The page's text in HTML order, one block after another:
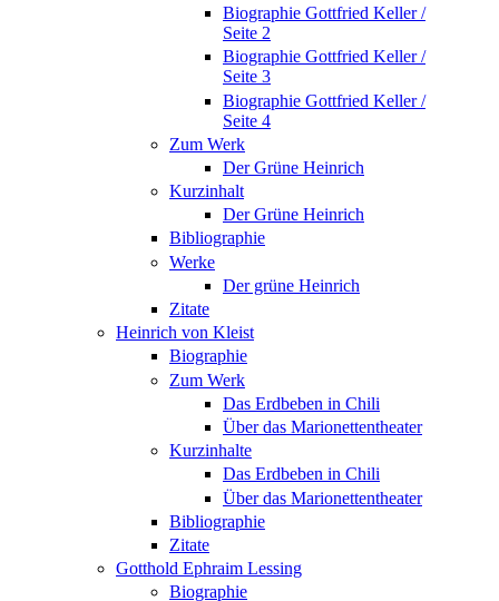
Biographie Gottfried Keller /
Seite 2
Biographie Gottfried Keller /
Seite 3
Biographie Gottfried Keller /
Seite 4
Zum Werk
Der Grüne Heinrich
Kurzinhalt
Der Grüne Heinrich
Bibliographie
Werke
Der grüne Heinrich
Zitate
Heinrich von Kleist
Biographie
Zum Werk
Das Erdbeben in Chili
Über das Marionettentheater
Kurzinhalte
Das Erdbeben in Chili
Über das Marionettentheater
Bibliographie
Zitate
Gotthold Ephraim Lessing
Biographie